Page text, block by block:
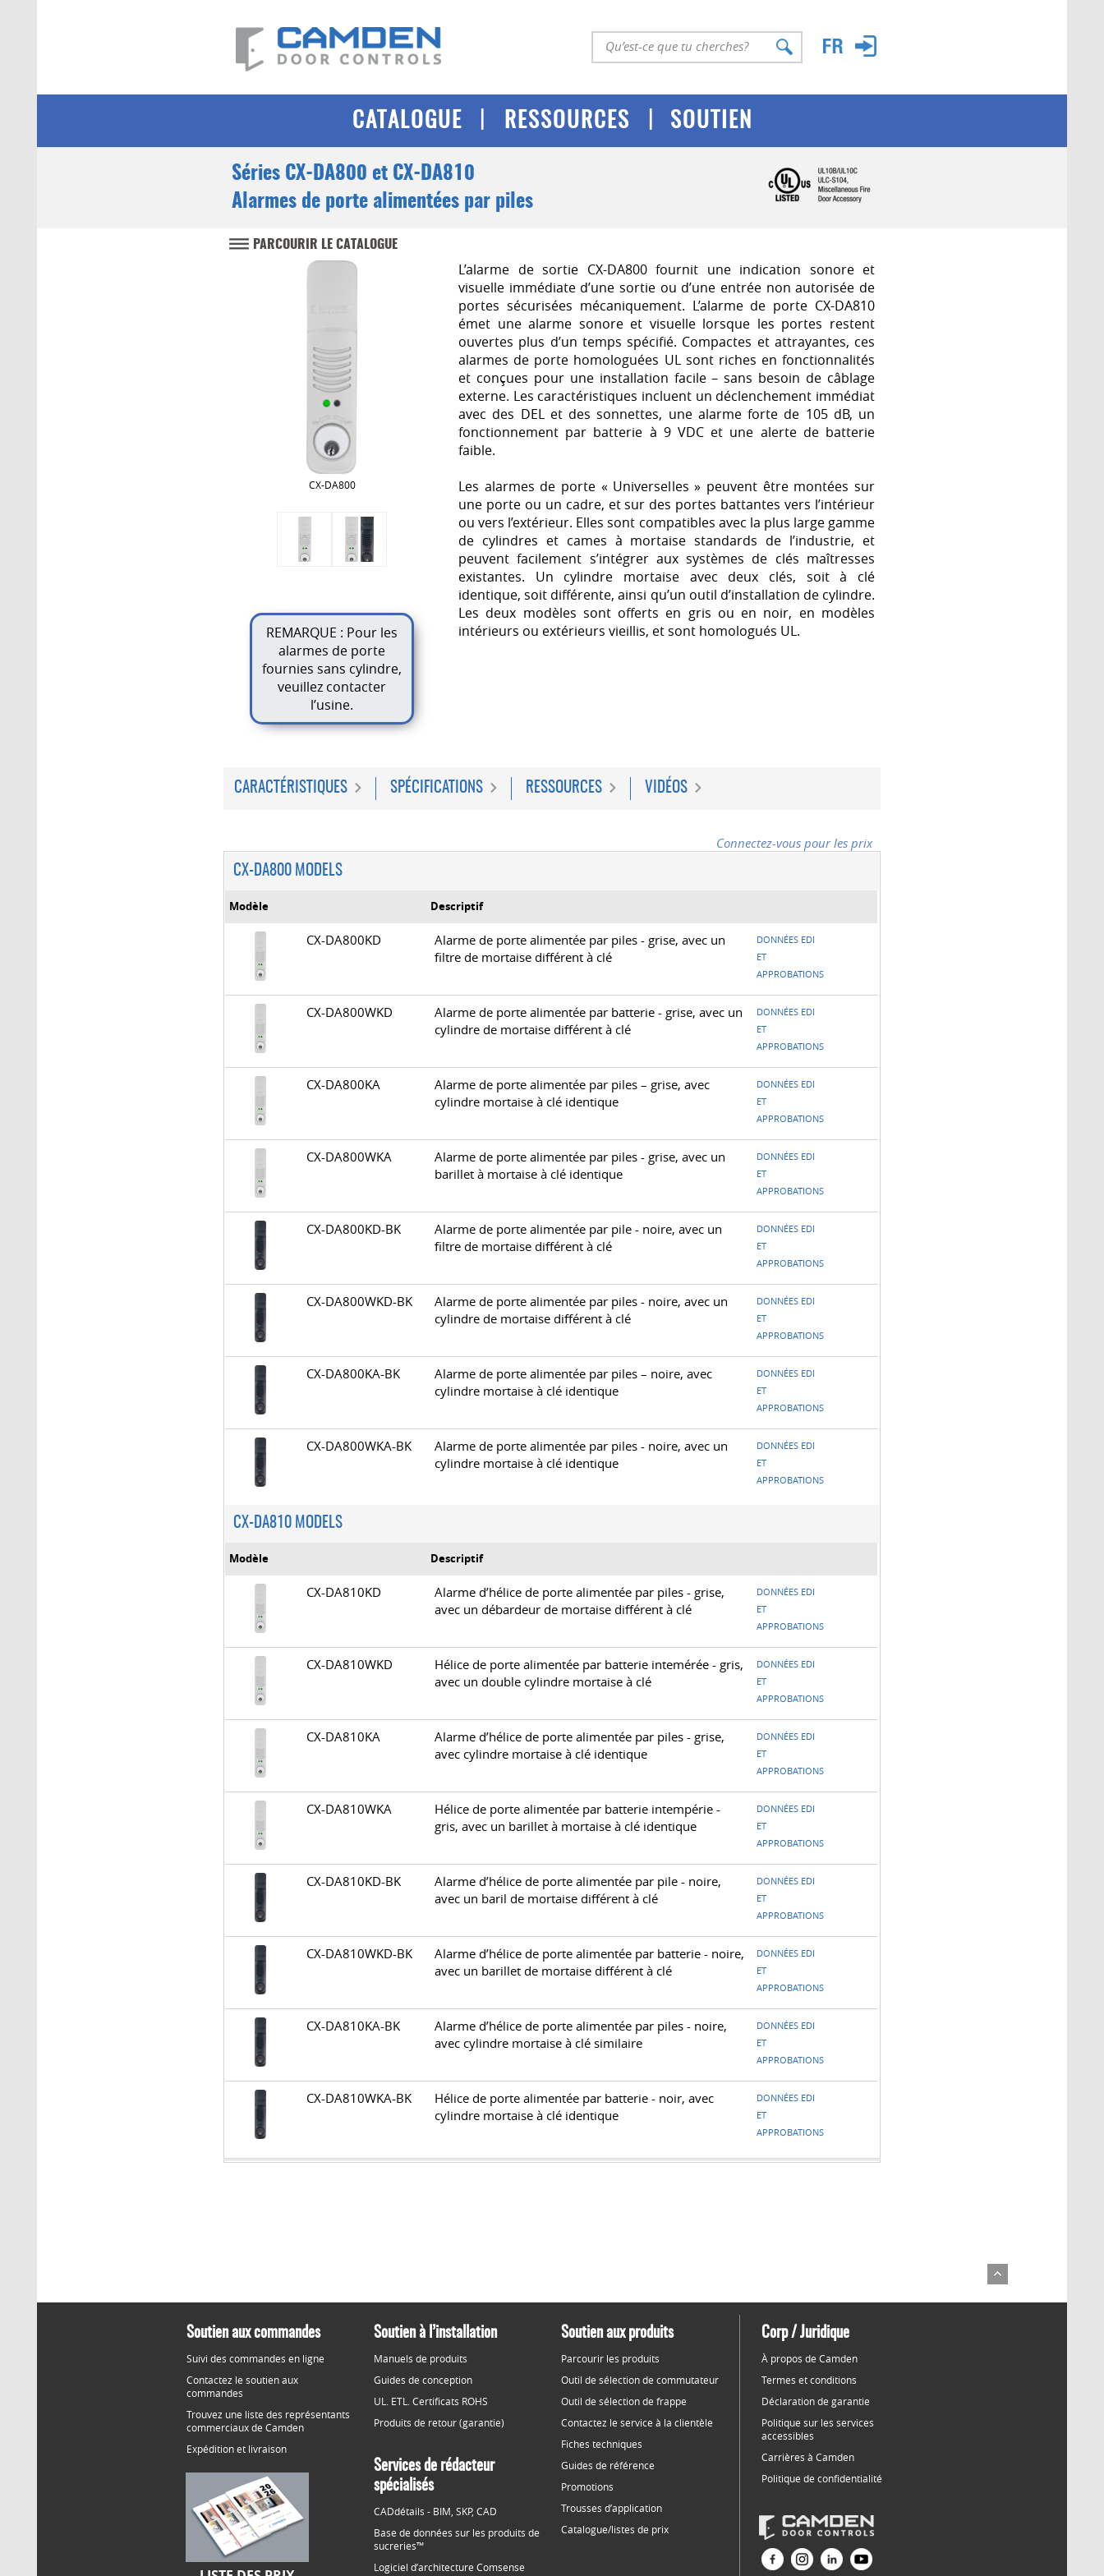
CATALOGUE RESSOURCES SOUTIEN
Séries CX-DA800 et CX-DA810
Alarmes de porte alimentées par piles
PARCOURIR LE CATALOGUE
CX-DA800
REMARQUE : Pour les
alarmes de porte
fournies sans cylindre,
veuillez contacter
l’usine.
L’alarme de sortie CX-DA800 fournit une indication sonore et
visuelle immédiate d’une sortie ou d’une entrée non autorisée de
portes sécurisées mécaniquement. L’alarme de porte CX-DA810
émet une alarme sonore et visuelle lorsque les portes restent
ouvertes plus d’un temps spécifié. Compactes et attrayantes, ces
alarmes de porte homologuées UL sont riches en fonctionnalités
et conçues pour une installation facile – sans besoin de câblage
externe. Les caractéristiques incluent un déclenchement immédiat
avec des DEL et des sonnettes, une alarme forte de 105 dB, un
fonctionnement par batterie à 9 VDC et une alerte de batterie
faible.
Les alarmes de porte « Universelles » peuvent être montées sur
une porte ou un cadre, et sur des portes battantes vers l’intérieur
ou vers l’extérieur. Elles sont compatibles avec la plus large gamme
de cylindres et cames à mortaise standards de l’industrie, et
peuvent facilement s’intégrer aux systèmes de clés maîtresses
existantes. Un cylindre mortaise avec deux clés, soit à clé
identique, soit différente, ainsi qu’un outil d’installation de cylindre.
Les deux modèles sont offerts en gris ou en noir, en modèles
intérieurs ou extérieurs vieillis, et sont homologués UL.
CARACTÉRISTIQUES SPÉCIFICATIONS RESSOURCES VIDÉOS
Connectez-vous pour les prix
CX-DA800 MODELS
Modèle Descriptif
CX-DA800KD
Alarme de porte alimentée par piles - grise, avec un
filtre de mortaise différent à clé
DONNÉES EDI
ET
APPROBATIONS
CX-DA800WKD
Alarme de porte alimentée par batterie - grise, avec un
cylindre de mortaise différent à clé
DONNÉES EDI
ET
APPROBATIONS
CX-DA800KA
Alarme de porte alimentée par piles – grise, avec
cylindre mortaise à clé identique
DONNÉES EDI
ET
APPROBATIONS
CX-DA800WKA
Alarme de porte alimentée par piles - grise, avec un
barillet à mortaise à clé identique
DONNÉES EDI
ET
APPROBATIONS
CX-DA800KD-BK
Alarme de porte alimentée par pile - noire, avec un
filtre de mortaise différent à clé
DONNÉES EDI
ET
APPROBATIONS
CX-DA800WKD-BK
Alarme de porte alimentée par piles - noire, avec un
cylindre de mortaise différent à clé
DONNÉES EDI
ET
APPROBATIONS
CX-DA800KA-BK
Alarme de porte alimentée par piles – noire, avec
cylindre mortaise à clé identique
DONNÉES EDI
ET
APPROBATIONS
CX-DA800WKA-BK
Alarme de porte alimentée par piles - noire, avec un
cylindre mortaise à clé identique
DONNÉES EDI
ET
APPROBATIONS
CX-DA810 MODELS
Modèle Descriptif
CX-DA810KD
Alarme d’hélice de porte alimentée par piles - grise,
avec un débardeur de mortaise différent à clé
DONNÉES EDI
ET
APPROBATIONS
CX-DA810WKD
Hélice de porte alimentée par batterie intemérée - gris,
avec un double cylindre mortaise à clé
DONNÉES EDI
ET
APPROBATIONS
CX-DA810KA
Alarme d’hélice de porte alimentée par piles - grise,
avec cylindre mortaise à clé identique
DONNÉES EDI
ET
APPROBATIONS
CX-DA810WKA
Hélice de porte alimentée par batterie intempérie -
gris, avec un barillet à mortaise à clé identique
DONNÉES EDI
ET
APPROBATIONS
CX-DA810KD-BK
Alarme d’hélice de porte alimentée par pile - noire,
avec un baril de mortaise différent à clé
DONNÉES EDI
ET
APPROBATIONS
CX-DA810WKD-BK
Alarme d’hélice de porte alimentée par batterie - noire,
avec un barillet de mortaise différent à clé
DONNÉES EDI
ET
APPROBATIONS
CX-DA810KA-BK
Alarme d’hélice de porte alimentée par piles - noire,
avec cylindre mortaise à clé similaire
DONNÉES EDI
ET
APPROBATIONS
CX-DA810WKA-BK
Hélice de porte alimentée par batterie - noir, avec
cylindre mortaise à clé identique
DONNÉES EDI
ET
APPROBATIONS
Soutien aux commandes
Suivi des commandes en ligne
Contactez le soutien aux
commandes
Trouvez une liste des représentants
commerciaux de Camden
Expédition et livraison
Soutien à l’installation
Manuels de produits
Guides de conception
UL. ETL. Certificats ROHS
Produits de retour (garantie)
Services de rédacteur
spécialisés
CADdétails - BIM, SKP, CAD
Base de données sur les produits de
sucreries™
Logiciel d’architecture Comsense
Soutien aux produits
Parcourir les produits
Outil de sélection de commutateur
Outil de sélection de frappe
Contactez le service à la clientèle
Fiches techniques
Guides de référence
Promotions
Trousses d’application
Catalogue/listes de prix
Corp / Juridique
À propos de Camden
Termes et conditions
Déclaration de garantie
Politique sur les services
accessibles
Carrières à Camden
Politique de confidentialité